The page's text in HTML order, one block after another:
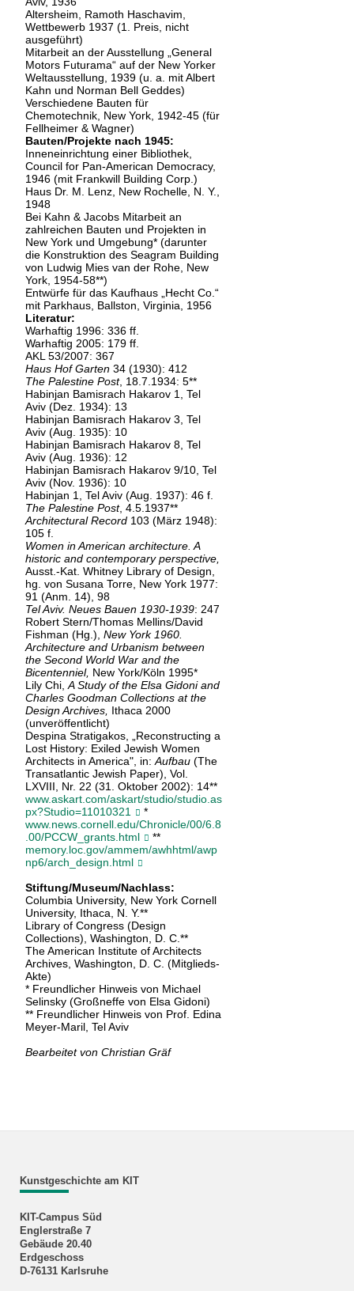
Altersheim, Ramoth Haschavim,
Wettbewerb 1937 (1. Preis, nicht
ausgeführt)
Mitarbeit an der Ausstellung „General
Motors Futurama“ auf der New Yorker
Weltausstellung, 1939 (u. a. mit Albert
Kahn und Norman Bell Geddes)
Verschiedene Bauten für
Chemotechnik, New York, 1942-45 (für
Fellheimer & Wagner)
Bauten/Projekte nach 1945:
Inneneinrichtung einer Bibliothek,
Council for Pan-American Democracy,
1946 (mit Frankwill Building Corp.)
Haus Dr. M. Lenz, New Rochelle, N. Y.,
1948
Bei Kahn & Jacobs Mitarbeit an
zahlreichen Bauten und Projekten in
New York und Umgebung* (darunter
die Konstruktion des Seagram Building
von Ludwig Mies van der Rohe, New
York, 1954-58**)
Entwürfe für das Kaufhaus „Hecht Co.“
mit Parkhaus, Ballston, Virginia, 1956
Literatur:
Warhaftig 1996: 336 ff.
Warhaftig 2005: 179 ff.
AKL 53/2007: 367
Haus Hof Garten34 (1930): 412
The Palestine Post, 18.7.1934: 5**
Habinjan Bamisrach Hakarov 1, Tel
Aviv (Dez. 1934): 13
Habinjan Bamisrach Hakarov 3, Tel
Aviv (Aug. 1935): 10
Habinjan Bamisrach Hakarov 8, Tel
Aviv (Aug. 1936): 12
Habinjan Bamisrach Hakarov 9/10, Tel
Aviv (Nov. 1936): 10
Habinjan 1, Tel Aviv (Aug. 1937): 46 f.
The Palestine Post, 4.5.1937**
Architectural Record103 (März 1948):
105 f.
Women in American architecture. A
historic and contemporary perspective,
Ausst.-Kat. Whitney Library of Design,
hg. von Susana Torre, New York 1977:
91 (Anm. 14), 98
Tel Aviv. Neues Bauen 1930-1939: 247
Robert Stern/Thomas Mellins/David
Fishman (Hg.), New York 1960.
Architecture and Urbanism between
the Second World War and the
Bicentenniel, New York/Köln 1995*
Lily Chi,A Study of the Elsa Gidoni and
Charles Goodman Collections at the
Design Archives, Ithaca 2000
(unveröffentlicht)
Despina Stratigakos, „Reconstructing a
Lost History: Exiled Jewish Women
Architects in America", in:Aufbau (The
Transatlantic Jewish Paper), Vol.
LXVIII, Nr. 22 (31. Oktober 2002): 14**
www.askart.com/askart/studio/studio.as
px?Studio=11010321
*
www.news.cornell.edu/Chronicle/00/6.8
.00/PCCW_grants.html
**
memory.loc.gov/ammem/awhhtml/awp
np6/arch_design.html
Stiftung/Museum/Nachlass:
Columbia University, New York Cornell
University, Ithaca, N. Y.**
Library of Congress (Design
Collections), Washington, D. C.**
The American Institute of Architects
Archives, Washington, D. C. (Mitglieds-
Akte)
* Freundlicher Hinweis von Michael
Selinsky (Großneffe von Elsa Gidoni)
** Freundlicher Hinweis von Prof. Edina
Meyer-Maril, Tel Aviv
Bearbeitet von Christian Gräf
Kunstgeschichte am KIT
KIT-Campus Süd
Englerstraße 7
Gebäude 20.40
Erdgeschoss
D-76131 Karlsruhe